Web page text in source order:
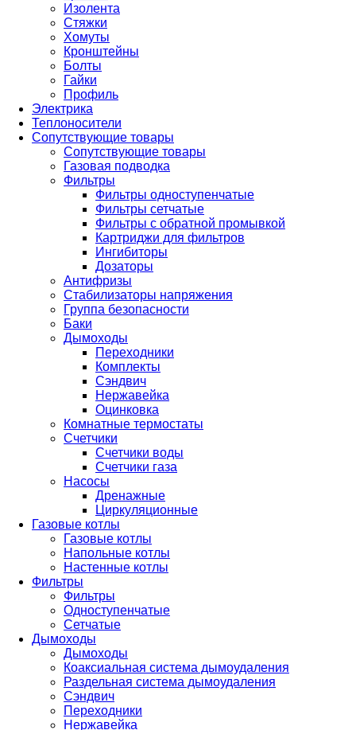
Изолента
Стяжки
Хомуты
Кронштейны
Болты
Гайки
Профиль
Электрика
Теплоносители
Сопутствующие товары
Сопутствующие товары
Газовая подводка
Фильтры
Фильтры одноступенчатые
Фильтры сетчатые
Фильтры с обратной промывкой
Картриджи для фильтров
Ингибиторы
Дозаторы
Антифризы
Стабилизаторы напряжения
Группа безопасности
Баки
Дымоходы
Переходники
Комплекты
Сэндвич
Нержавейка
Оцинковка
Комнатные термостаты
Счетчики
Счетчики воды
Счетчики газа
Насосы
Дренажные
Циркуляционные
Газовые котлы
Газовые котлы
Напольные котлы
Настенные котлы
Фильтры
Фильтры
Одноступенчатые
Сетчатые
Дымоходы
Дымоходы
Коаксиальная система дымоудаления
Раздельная система дымоудаления
Сэндвич
Переходники
Нержавейка